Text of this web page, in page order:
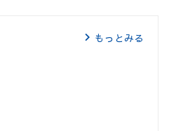
もっとみる